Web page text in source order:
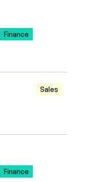
Finance
Sales
Finance